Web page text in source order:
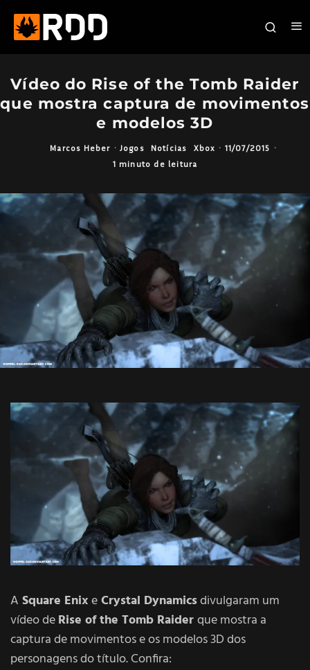
Vídeo do Rise of the Tomb Raider
que mostra captura de movimentos
e modelos 3D
Marcos Heber · Jogos Notícias Xbox · 11/07/2015 ·
1 minuto de leitura
A Square EnixeCrystal Dynamicsdivulgaram um
vídeo deRise of the Tomb Raiderque mostra a
captura de movimentos e os modelos 3D dos
personagens do título. Confira: